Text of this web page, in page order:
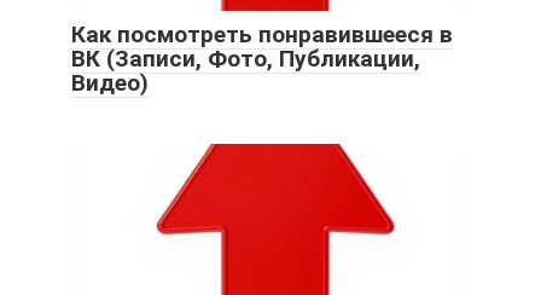
Как посмотреть понравившееся в
ВК (Записи, Фото, Публикации,
Видео)